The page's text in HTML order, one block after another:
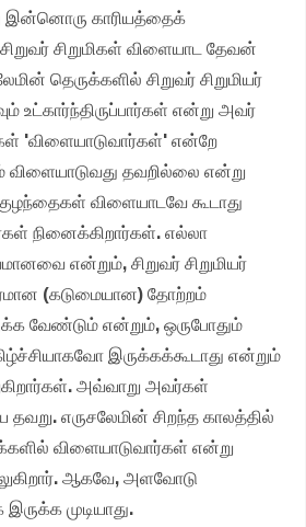
இன்னொரு காரியத்தைக்
சிறுமிகள் விளையாட தேவன்
தெருக்களில் சிறுவர் சிறுமியர்
உட்கார்ந்திருப்பார்கள் என்று அவர்
'விளையாடுவார்கள்' என்றே
விளையாடுவது தவறில்லை என்று
விளையாடவே கூடாது
நினைக்கிறார்கள். எல்லா
என்றும், சிறுவர் சிறுமியர்
(கடுமையான) தோற்றம்
வேண்டும் என்றும், ஒருபோதும்
இருக்கக்கூடாது என்றும்
அவ்வாறு அவர்கள்
எருசலேமின் சிறந்த காலத்தில்
விளையாடுவார்கள் என்று
ஆகவே, அளவோடு
முடியாது.